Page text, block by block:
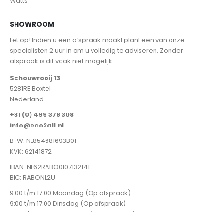
SHOWROOM
Let op! Indien u een afspraak maakt plant een van onze
specialisten 2 uur in om u volledig te adviseren. Zonder
afspraak is dit vaak niet mogelijk.
Schouwrooij 13
5281RE Boxtel
Nederland
+31 (0) 499 378 308
info@eco2all.nl
BTW: NL854681693B01
KVK: 62141872
IBAN: NL62RABO0107132141
BIC: RABONL2U
9:00 t/m 17:00 Maandag (Op afspraak)
9:00 t/m 17:00 Dinsdag (Op afspraak)